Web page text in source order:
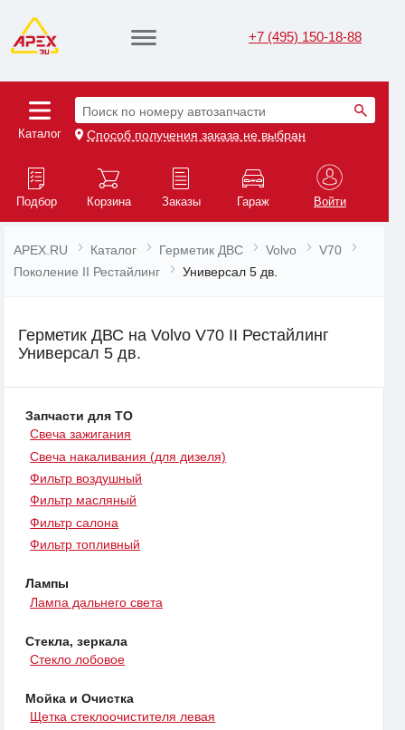
+7 (495) 150-18-88
Каталог
Поиск по номеру автозапчасти
Способ получения заказа не выбран
Подбор Корзина Заказы Гараж Войти
APEX.RU Каталог Герметик ДВС Volvo
V70
Поколение II Рестайлинг
Универсал 5 дв.
Герметик ДВС на Volvo V70 II Рестайлинг
Универсал 5 дв.
Запчасти для ТО
Свеча зажигания
Свеча накаливания (для дизеля)
Фильтр воздушный
Фильтр масляный
Фильтр салона
Фильтр топливный
Лампы
Лампа дальнего света
Стекла, зеркала
Стекло лобовое
Мойка и Очистка
Щетка стеклоочистителя левая